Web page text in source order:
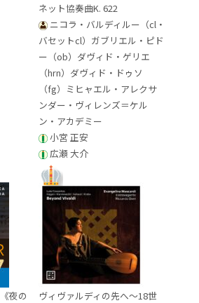
ネット協奏曲K. 622
ニコラ・バルディルー（cl・
バセットcl）ガブリエル・ピド
ー（ob）ダヴィド・ゲリエ
（hrn）ダヴィド・ドゥソ
（fg）ミヒャエル・アレクサ
ンダー・ヴィレンズ＝ケル
ン・アカデミー
小宮 正安
広瀬 大介
夜の
ヴィヴァルディの先へ～18世